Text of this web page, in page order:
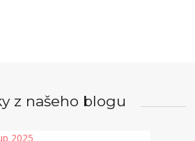
z našeho blogu